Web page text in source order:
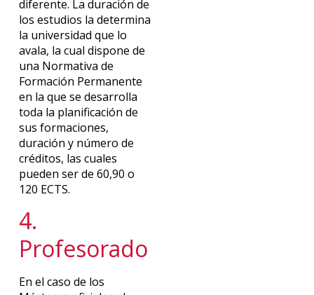
diferente. La duración de
los estudios la determina
la universidad que lo
avala, la cual dispone de
una Normativa de
Formación Permanente
en la que se desarrolla
toda la planificación de
sus formaciones,
duración y número de
créditos, las cuales
pueden ser de 60,90 o
120 ECTS.
4.
Profesorado
En el caso de los